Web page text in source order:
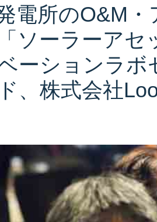
電所のO&M
ソーラーアセ
ーションラボ
、株式会社